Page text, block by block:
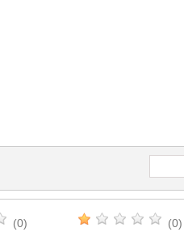
(0) (0)